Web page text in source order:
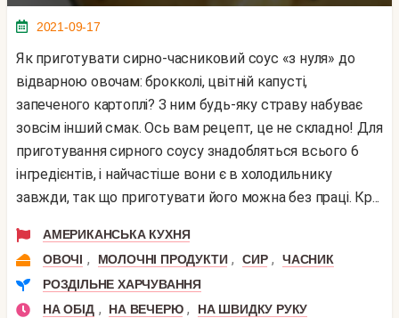
2021-09-17
Як приготувати сирно-часниковий соус «з нуля» до
відварною овочам: брокколі, цвітній капусті,
запеченого картоплі? З ним будь-яку страву набуває
зовсім інший смак. Ось вам рецепт, це не складно! Для
приготування сирного соусу знадобляться всього 6
інгредієнтів, і найчастіше вони є в холодильнику
завжди, так що приготувати його можна без праці. Кр...
АМЕРИКАНСЬКА КУХНЯ
ОВОЧІ , МОЛОЧНІ ПРОДУКТИ , СИР ,
ЧАСНИК
РОЗДІЛЬНЕ ХАРЧУВАННЯ
НА ОБІД , НА ВЕЧЕРЮ ,
НА ШВИДКУ РУКУ